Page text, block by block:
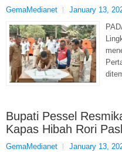
GemaMedianet January 13,
Bupati Pessel
Kapas Hibah Rori
GemaMedianet January 13,